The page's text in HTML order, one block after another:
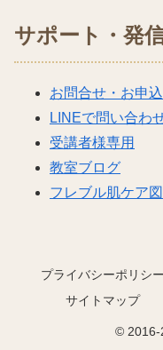
サポート・発
お問合せ・お申
LINEで問い合わ
受講者様専用
教室ブログ
フレブル肌ケア
プライバシーポリシー
サイトマップ
© 2016-